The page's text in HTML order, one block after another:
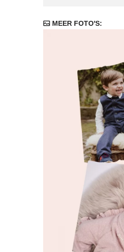
MEER FOTO'S: